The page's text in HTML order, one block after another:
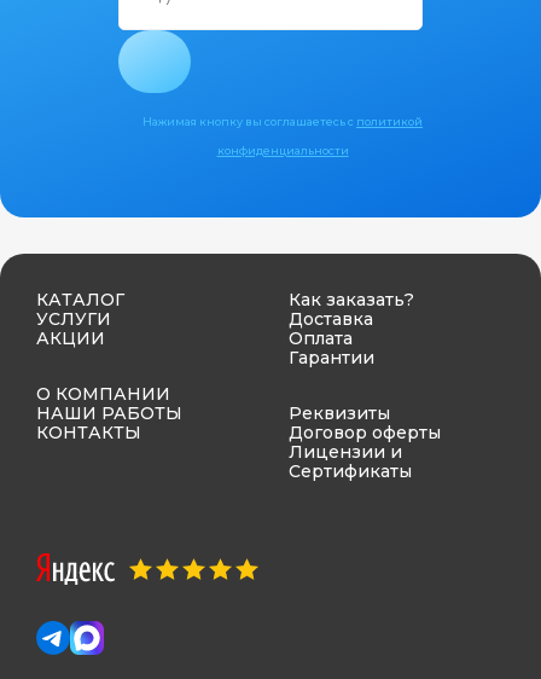
Нажимая кнопку вы соглашаетесь с политикой
конфиденциальности
КАТАЛОГ
УСЛУГИ
АКЦИИ
О КОМПАНИИ
НАШИ РАБОТЫ
КОНТАКТЫ
Как заказать?
Доставка
Оплата
Гарантии
Реквизиты
Договор оферты
Лицензии и
Сертификаты